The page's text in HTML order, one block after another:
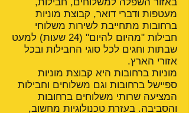
מעטפות ודברי דואר, קבוצת מוניות
ברחובות מתחייבת לשירות משלוחי
חבילות "מהיום להיום" (24 שעות) למעט
שבתות וחגים לכל סוגי החבילות ובכל
אזורי הארץ.
מוניות ברחובות היא קבוצת מוניות
ספיישל ברחובות וגם משלוחים וחבילות
המציעה שרותי משלוחים ברחובות
והסביבה. בעזרת טכנולוגיות מחשוב,